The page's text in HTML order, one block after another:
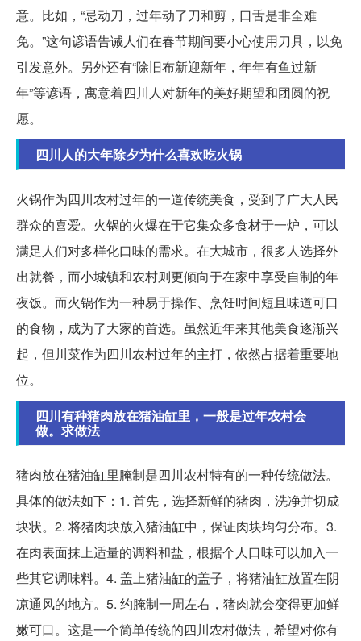
意。比如，“忌动刀，过年动了刀和剪，口舌是非全难
免。”这句谚语告诫人们在春节期间要小心使用刀具，以免
引发意外。另外还有“除旧布新迎新年，年年有鱼过新
年”等谚语，寓意着四川人对新年的美好期望和团圆的祝
愿。
四川人的大年除夕为什么喜欢吃火锅
火锅作为四川农村过年的一道传统美食，受到了广大人民
群众的喜爱。火锅的火爆在于它集众多食材于一炉，可以
满足人们对多样化口味的需求。在大城市，很多人选择外
出就餐，而小城镇和农村则更倾向于在家中享受自制的年
夜饭。而火锅作为一种易于操作、烹饪时间短且味道可口
的食物，成为了大家的首选。虽然近年来其他美食逐渐兴
起，但川菜作为四川农村过年的主打，依然占据着重要地
位。
四川有种猪肉放在猪油缸里，一般是过年农村会
做。求做法
猪肉放在猪油缸里腌制是四川农村特有的一种传统做法。
具体的做法如下：1. 首先，选择新鲜的猪肉，洗净并切成
块状。2. 将猪肉块放入猪油缸中，保证肉块均匀分布。3.
在肉表面抹上适量的调料和盐，根据个人口味可以加入一
些其它调味料。4. 盖上猪油缸的盖子，将猪油缸放置在阴
凉通风的地方。5. 约腌制一周左右，猪肉就会变得更加鲜
嫩可口。这是一个简单传统的四川农村做法，希望对你有